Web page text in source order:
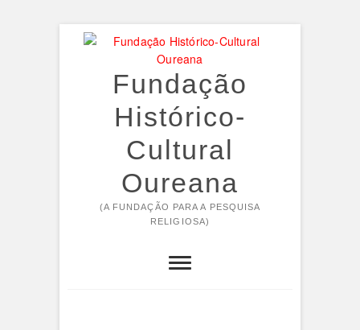
Fundação
Histórico-
Cultural
Oureana
(A FUNDAÇÃO PARA A PESQUISA
RELIGIOSA)